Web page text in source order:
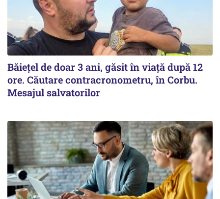
Băiețel de doar 3 ani, găsit în viață după 12
ore. Căutare contracronometru, în Corbu.
Mesajul salvatorilor